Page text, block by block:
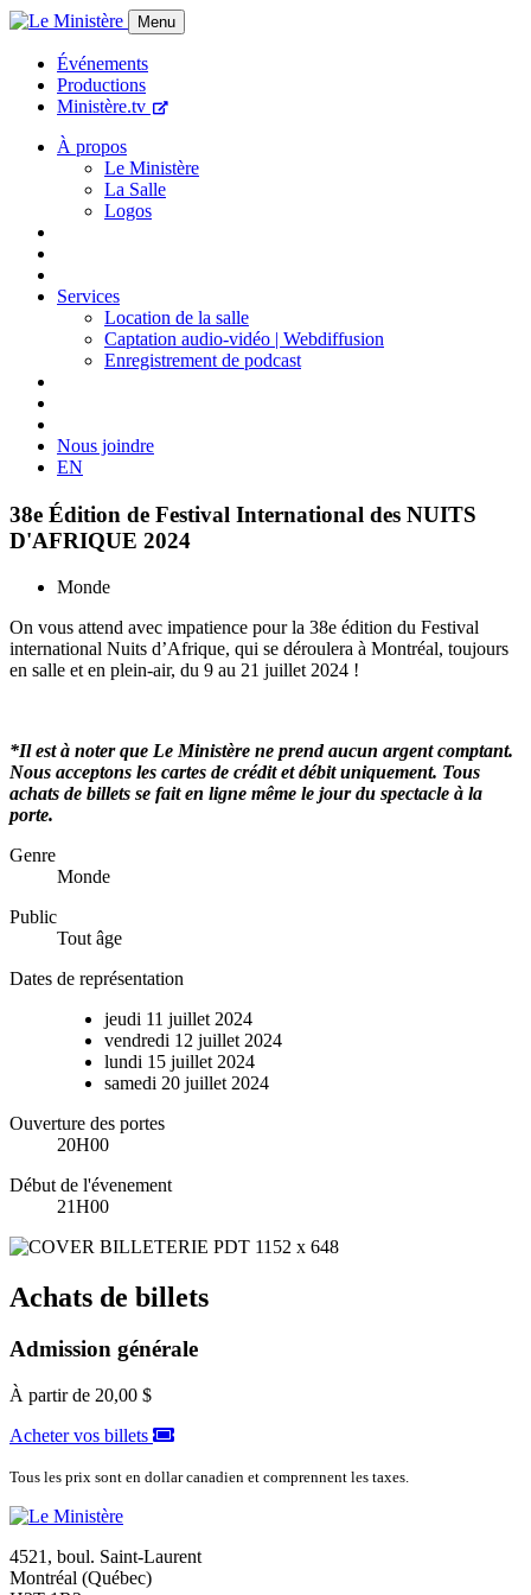
Menu
Événements
Productions
Ministère.tv
À propos
Le Ministère
La Salle
Logos
Services
Location de la salle
Captation audio-vidéo | Webdiffusion
Enregistrement de podcast
Nous joindre
EN
38e Édition de Festival International des NUITS
D'AFRIQUE 2024
Monde
On vous attend avec impatience pour la 38e édition du Festival
international Nuits d’Afrique, qui se déroulera à Montréal, toujours
en salle et en plein-air, du 9 au 21 juillet 2024 !
*Il est à noter que Le Ministère ne prend aucun argent comptant.
Nous acceptons les cartes de crédit et débit uniquement. Tous
achats de billets se fait en ligne même le jour du spectacle à la
porte.
Genre
Monde
Public
Tout âge
Dates de représentation
jeudi 11 juillet 2024
vendredi 12 juillet 2024
lundi 15 juillet 2024
samedi 20 juillet 2024
Ouverture des portes
20H00
Début de l'évenement
21H00
Achats de billets
Admission générale
À partir de 20,00 $
Acheter vos billets
Tous les prix sont en dollar canadien et comprennent les taxes.
4521, boul. Saint-Laurent
Montréal (Québec)